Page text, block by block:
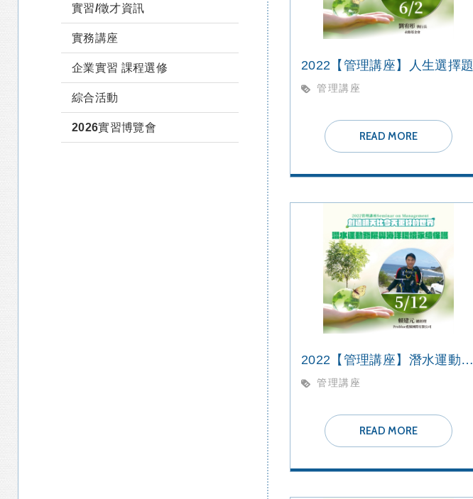
實習/徵才資訊
實務講座
企業實習 課程選修
綜合活動
2026實習博覽會
2022【管理講座】人生選擇題
管理講座
READ MORE
2022【管理講座】潛水運動發展與海洋環境永續保護
管理講座
READ MORE